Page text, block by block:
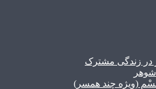
زندگی مشترک
(ویژه چند همسر)